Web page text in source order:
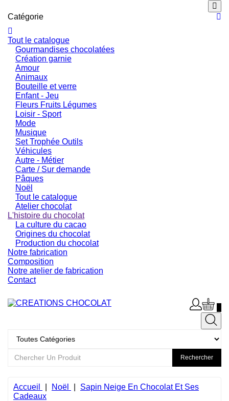
Catégorie
Tout le catalogue
Gourmandises chocolatées
Création garnie
Amour
Animaux
Bouteille et verre
Enfant - Jeu
Fleurs Fruits Légumes
Loisir - Sport
Mode
Musique
Set Trophée Outils
Véhicules
Autre - Métier
Carte / Sur demande
Pâques
Noël
Tout le catalogue
Atelier chocolat
L'histoire du chocolat
La culture du cacao
Origines du chocolat
Production du chocolat
Notre fabrication
Composition
Notre atelier de fabrication
Contact
Rechercher
Accueil Noël
Sapin Neige En Chocolat Et Ses
Cadeaux